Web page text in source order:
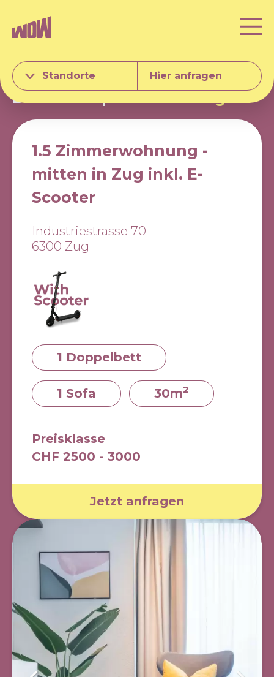
Standorte Hier anfragen
Business Apartments
1.5 Zimmerwohnung -
mitten in Zug inkl. E-
Scooter
Industriestrasse 70
6300 Zug
1 Doppelbett
1 Sofa 30m2
Preisklasse
CHF 2500 - 3000
Jetzt anfragen